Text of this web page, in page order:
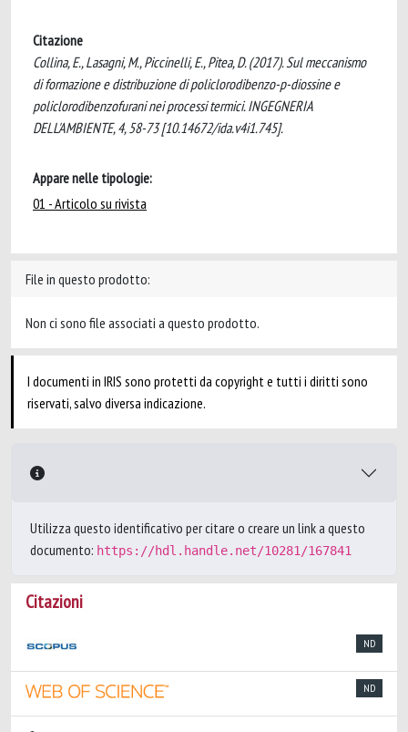
Citazione
Collina, E., Lasagni, M., Piccinelli, E., Pitea, D. (2017). Sul meccanismo
di formazione e distribuzione di policlorodibenzo-p-diossine e
policlorodibenzofurani nei processi termici. INGEGNERIA
DELL'AMBIENTE, 4, 58-73 [10.14672/ida.v4i1.745].
Appare nelle tipologie:
01 - Articolo su rivista
File in questo prodotto:
Non ci sono file associati a questo prodotto.
I documenti in IRIS sono protetti da copyright e tutti i diritti sono
riservati, salvo diversa indicazione.
Utilizza questo identificativo per citare o creare un link a questo
documento: https://hdl.handle.net/10281/167841
Citazioni
ND
ND